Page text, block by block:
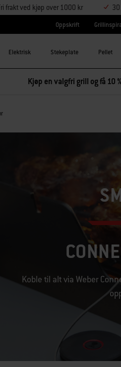
frakt ved kjøp over 1000 kr
Oppskrift
Elektrisk Stekeplate Pellet
Kjøp en valgfri grill og få
Koble til alt via Weber